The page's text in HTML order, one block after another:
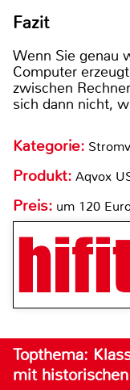
Fazit
Wenn Sie genau
Computer
zwischen
sich dann nicht,
Kategorie:
Produkt: Aqvox
Preis: um 120
Topthema:
mit